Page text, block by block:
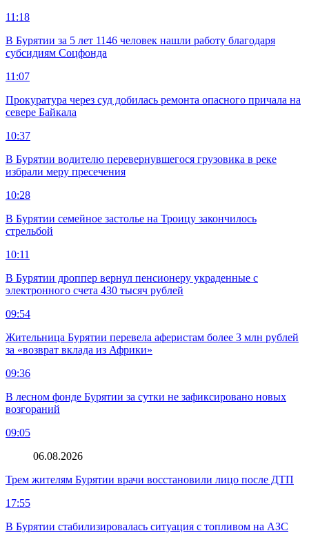
11:18
В Бурятии за 5 лет 1146 человек нашли работу благодаря
субсидиям Соцфонда
11:07
Прокуратура через суд добилась ремонта опасного причала на
севере Байкала
10:37
В Бурятии водителю перевернувшегося грузовика в реке
избрали меру пресечения
10:28
В Бурятии семейное застолье на Троицу закончилось
стрельбой
10:11
В Бурятии дроппер вернул пенсионеру украденные с
электронного счета 430 тысяч рублей
09:54
Жительница Бурятии перевела аферистам более 3 млн рублей
за «возврат вклада из Африки»
09:36
В лесном фонде Бурятии за сутки не зафиксировано новых
возгораний
09:05
06.08.2026
Трем жителям Бурятии врачи восстановили лицо после ДТП
17:55
В Бурятии стабилизировалась ситуация с топливом на АЗС